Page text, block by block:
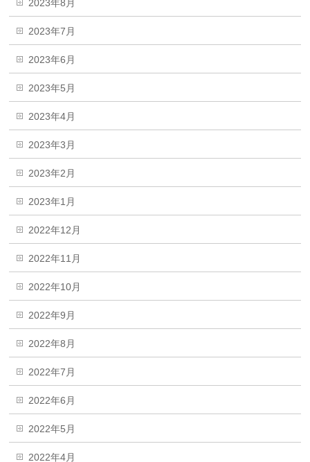
2023年8月
2023年7月
2023年6月
2023年5月
2023年4月
2023年3月
2023年2月
2023年1月
2022年12月
2022年11月
2022年10月
2022年9月
2022年8月
2022年7月
2022年6月
2022年5月
2022年4月